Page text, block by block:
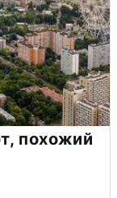
похожий